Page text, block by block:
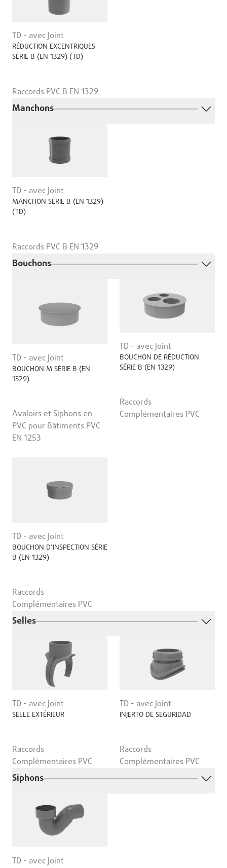
TD - avec Joint
RÉDUCTION EXCENTRIQUES
SÉRIE B (EN 1329) (TD)
Raccords PVC B EN 1329
Manchons
TD - avec Joint
MANCHON SÉRIE B (EN 1329)
(TD)
Raccords PVC B EN 1329
Bouchons
TD - avec Joint
BOUCHON M SÉRIE B (EN
1329)
Avaloirs et Siphons en
PVC pour Bâtiments PVC
EN 1253
TD - avec Joint
BOUCHON DE RÉDUCTION
SÉRIE B (EN 1329)
Raccords
Complémentaires PVC
TD - avec Joint
BOUCHON D’INSPECTION SÉRIE
B (EN 1329)
Raccords
Complémentaires PVC
Selles
TD - avec Joint
SELLE EXTÉRIEUR
Raccords
Complémentaires PVC
TD - avec Joint
INJERTO DE SEGURIDAD
Raccords
Complémentaires PVC
Siphons
TD - avec Joint